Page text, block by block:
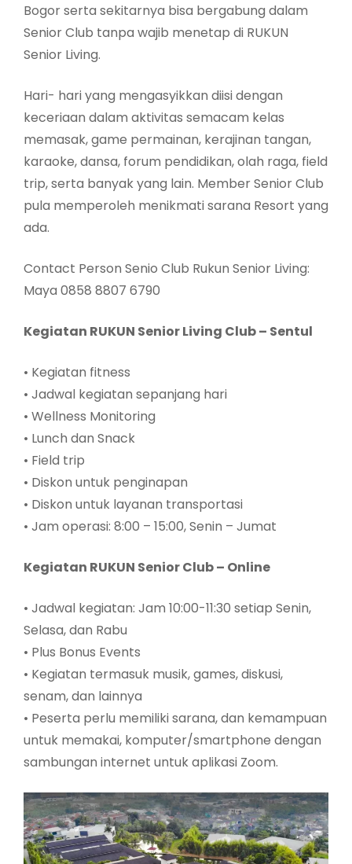
Bogor serta sekitarnya bisa bergabung dalam
Senior Club tanpa wajib menetap di RUKUN
Senior Living.
Hari- hari yang mengasyikkan diisi dengan
keceriaan dalam aktivitas semacam kelas
memasak, game permainan, kerajinan tangan,
karaoke, dansa, forum pendidikan, olah raga, field
trip, serta banyak yang lain. Member Senior Club
pula memperoleh menikmati sarana Resort yang
ada.
Contact Person Senio Club Rukun Senior Living:
Maya 0858 8807 6790
Kegiatan RUKUN Senior Living Club – Sentul
• Kegiatan fitness
• Jadwal kegiatan sepanjang hari
• Wellness Monitoring
• Lunch dan Snack
• Field trip
• Diskon untuk penginapan
• Diskon untuk layanan transportasi
• Jam operasi: 8:00 – 15:00, Senin – Jumat
Kegiatan RUKUN Senior Club – Online
• Jadwal kegiatan: Jam 10:00-11:30 setiap Senin,
Selasa, dan Rabu
• Plus Bonus Events
• Kegiatan termasuk musik, games, diskusi,
senam, dan lainnya
• Peserta perlu memiliki sarana, dan kemampuan
untuk memakai, komputer/smartphone dengan
sambungan internet untuk aplikasi Zoom.